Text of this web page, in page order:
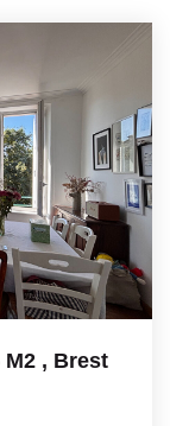
, Brest